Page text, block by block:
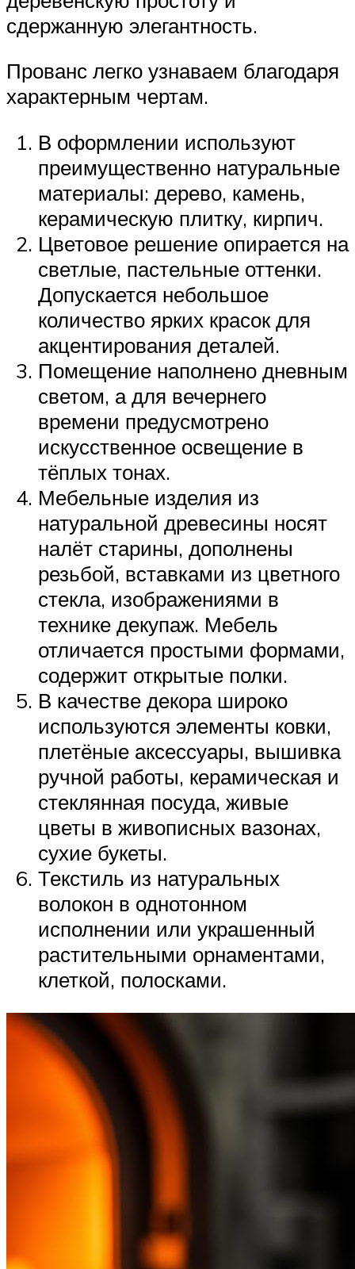
сдержанную элегантность.
Прованс легко узнаваем благодаря
характерным чертам.
В оформлении используют
преимущественно натуральные
материалы: дерево, камень,
керамическую плитку, кирпич.
Цветовое решение опирается на
светлые, пастельные оттенки.
Допускается небольшое
количество ярких красок для
акцентирования деталей.
Помещение наполнено дневным
светом, а для вечернего
времени предусмотрено
искусственное освещение в
тёплых тонах.
Мебельные изделия из
натуральной древесины носят
налёт старины, дополнены
резьбой, вставками из цветного
стекла, изображениями в
технике декупаж. Мебель
отличается простыми формами,
содержит открытые полки.
В качестве декора широко
используются элементы ковки,
плетёные аксессуары, вышивка
ручной работы, керамическая и
стеклянная посуда, живые
цветы в живописных вазонах,
сухие букеты.
Текстиль из натуральных
волокон в однотонном
исполнении или украшенный
растительными орнаментами,
клеткой, полосками.